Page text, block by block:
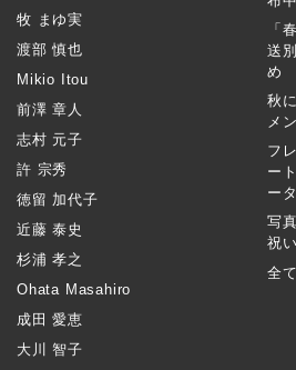
牧 まゆ実
渡部 慎也
Mikio Itou
前澤 章人
志村 元子
許 宗秀
徳留 加代子
近藤 泰史
杉浦 孝之
Ohata Masahiro
成田 愛恵
大川 智子
「
送
め
秋
メ
フ
ー
ー
写
祝
全